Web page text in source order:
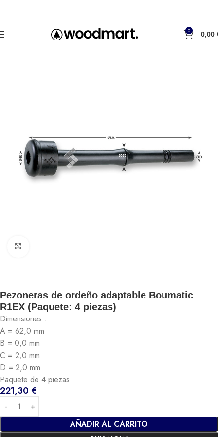
0 0,00
Pezoneras de ordeño adaptable Boumatic
R1EX (Paquete: 4 piezas)
Dimensiones :
A = 62,0 mm
B = 0,0 mm
C = 2,0 mm
D = 2,0 mm
Paquete de 4 piezas
221,30 €
AÑADIR AL CARRITO